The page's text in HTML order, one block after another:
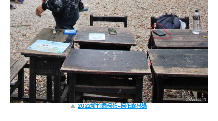
▲ 2022新竹遶桐花-桐花森林遇